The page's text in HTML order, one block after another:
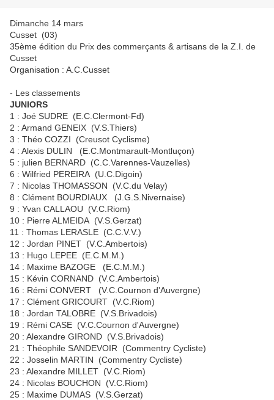
Dimanche 14 mars
Cusset (03)
35ème édition du Prix des commerçants & artisans de la Z.I. de
Cusset
Organisation : A.C.Cusset
- Les classements
JUNIORS
1 : Joé SUDRE (E.C.Clermont-Fd)
2 : Armand GENEIX (V.S.Thiers)
3 : Théo COZZI (Creusot Cyclisme)
4 : Alexis DULIN (E.C.Montmarault-Montluçon)
5 : julien BERNARD (C.C.Varennes-Vauzelles)
6 : Wilfried PEREIRA (U.C.Digoin)
7 : Nicolas THOMASSON (V.C.du Velay)
8 : Clément BOURDIAUX (J.G.S.Nivernaise)
9 : Yvan CALLAOU (V.C.Riom)
10 : Pierre ALMEIDA (V.S.Gerzat)
11 : Thomas LERASLE (C.C.V.V.)
12 : Jordan PINET (V.C.Ambertois)
13 : Hugo LEPEE (E.C.M.M.)
14 : Maxime BAZOGE (E.C.M.M.)
15 : Kévin CORNAND (V.C.Ambertois)
16 : Rémi CONVERT (V.C.Cournon d'Auvergne)
17 : Clément GRICOURT (V.C.Riom)
18 : Jordan TALOBRE (V.S.Brivadois)
19 : Rémi CASE (V.C.Cournon d'Auvergne)
20 : Alexandre GIROND (V.S.Brivadois)
21 : Théophile SANDEVOIR (Commentry Cycliste)
22 : Josselin MARTIN (Commentry Cycliste)
23 : Alexandre MILLET (V.C.Riom)
24 : Nicolas BOUCHON (V.C.Riom)
25 : Maxime DUMAS (V.S.Gerzat)